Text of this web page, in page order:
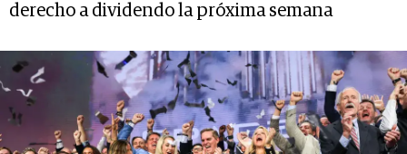
derecho a dividendo la próxima semana